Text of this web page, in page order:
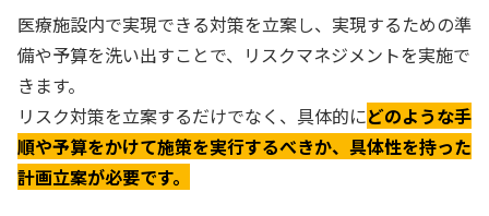
医療施設内で実現できる対策を立案し、実現するための準
備や予算を洗い出すことで、リスクマネジメントを実施で
きます。
リスク対策を立案するだけでなく、具体的にどのような手
順や予算をかけて施策を実行するべきか、具体性を持った
計画立案が必要です。